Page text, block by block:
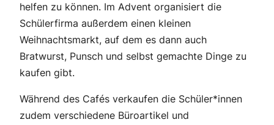
helfen zu können. Im Advent organisiert die
Schülerfirma außerdem einen kleinen
Weihnachtsmarkt, auf dem es dann auch
Bratwurst, Punsch und selbst gemachte Dinge zu
kaufen gibt.
Während des Cafés verkaufen die Schüler*innen
zudem verschiedene Büroartikel und